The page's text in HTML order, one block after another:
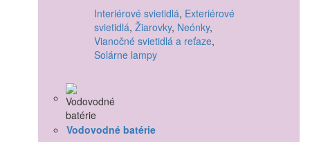
Interiérové svietidlá, Exteriérové
svietidlá, Žiarovky, Neónky,
Vianočné svietidlá a reťaze,
Solárne lampy
Vodovodné batérie